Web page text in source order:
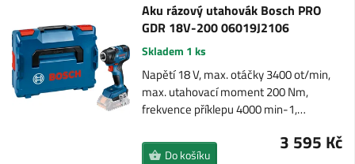
Aku rázový utahovák Bosch PRO
GDR 18V-200 06019J2106
Skladem 1 ks
Napětí 18 V, max. otáčky 3400 ot/min,
max. utahovací moment 200 Nm,
frekvence příklepu 4000 min-1,…
3 595 Kč
Do košíku